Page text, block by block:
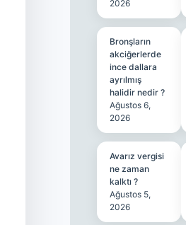
2026
Bronşların
akciğerlerde
ince dallara
ayrılmış
halidir nedir ?
Ağustos 6,
2026
Avarız vergisi
ne zaman
kalktı ?
Ağustos 5,
2026